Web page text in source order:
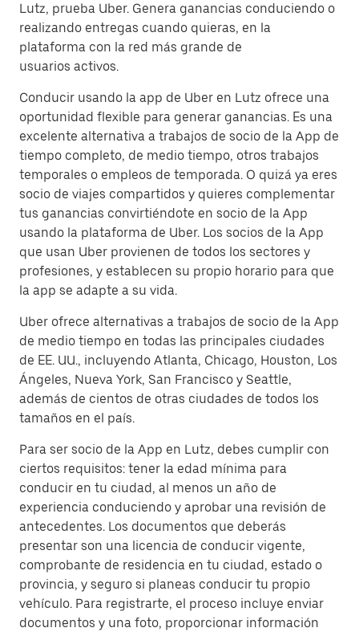
Lutz, prueba Uber. Genera ganancias conduciendo o
realizando entregas cuando quieras, en la
plataforma con la red más grande de
usuarios activos.
Conducir usando la app de Uber en Lutz ofrece una
oportunidad flexible para generar ganancias. Es una
excelente alternativa a trabajos de socio de la App de
tiempo completo, de medio tiempo, otros trabajos
temporales o empleos de temporada. O quizá ya eres
socio de viajes compartidos y quieres complementar
tus ganancias convirtiéndote en socio de la App
usando la plataforma de Uber. Los socios de la App
que usan Uber provienen de todos los sectores y
profesiones, y establecen su propio horario para que
la app se adapte a su vida.
Uber ofrece alternativas a trabajos de socio de la App
de medio tiempo en todas las principales ciudades
de EE. UU., incluyendo Atlanta, Chicago, Houston, Los
Ángeles, Nueva York, San Francisco y Seattle,
además de cientos de otras ciudades de todos los
tamaños en el país.
Para ser socio de la App en Lutz, debes cumplir con
ciertos requisitos: tener la edad mínima para
conducir en tu ciudad, al menos un año de
experiencia conduciendo y aprobar una revisión de
antecedentes. Los documentos que deberás
presentar son una licencia de conducir vigente,
comprobante de residencia en tu ciudad, estado o
provincia, y seguro si planeas conducir tu propio
vehículo. Para registrarte, el proceso incluye enviar
documentos y una foto, proporcionar información